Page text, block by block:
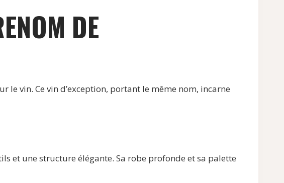
DE
le vin. Ce vin d’exception, portant le même nom, incarne
et une structure élégante. Sa robe profonde et sa palette